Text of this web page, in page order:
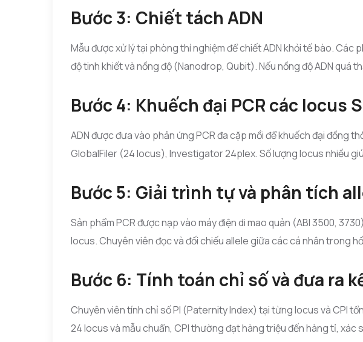
Bước 3: Chiết tách ADN
Mẫu được xử lý tại phòng thí nghiệm để chiết ADN khỏi tế bào.
độ tinh khiết và nồng độ (Nanodrop, Qubit). Nếu nồng độ ADN quá
Bước 4: Khuếch đại PCR các locus
ADN được đưa vào phản ứng PCR đa cặp mồi để khuếch đại đồng
GlobalFiler (24 locus), Investigator 24plex. Số lượng locus nhiều
Bước 5: Giải trình tự và phân tích
Sản phẩm PCR được nạp vào máy điện di mao quản (ABI 3500,
locus. Chuyên viên đọc và đối chiếu allele giữa các cá nhân trong
Bước 6: Tính toán chỉ số và đưa ra
Chuyên viên tính chỉ số PI (Paternity Index) tại từng locus và CPI
24 locus và mẫu chuẩn, CPI thường đạt hàng triệu đến hàng tỉ,